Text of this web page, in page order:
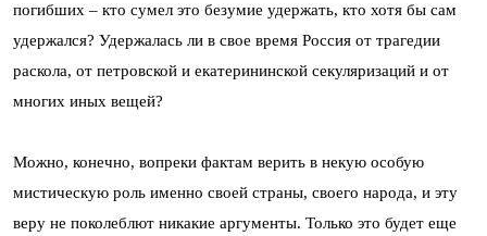
погибших – кто сумел это безумие удержать, кто хотя бы сам
удержался? Удержалась ли в свое время Россия от трагедии
раскола, от петровской и екатерининской секуляризаций и от
многих иных вещей?
Можно, конечно, вопреки фактам верить в некую особую
мистическую роль именно своей страны, своего народа, и эту
веру не поколеблют никакие аргументы. Только это будет еще